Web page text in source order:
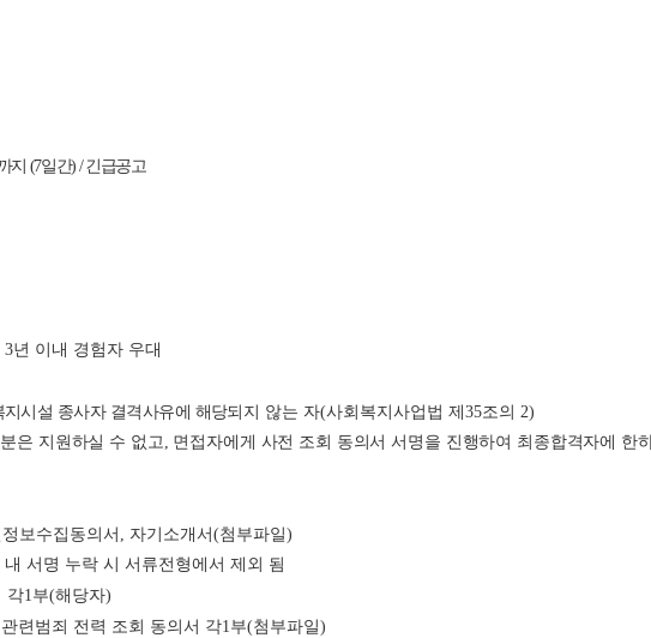
지 (7일간) /긴급공고
3년 이내 경험자 우대
시설 종사자 결격사유에 해당되지 않는 자(사회복지사업법 제35조의2)
은 지원하실 수 없고, 면접자에게 사전 조회 동의서 서명을 진행하여 최종합격자에 한
보수집동의서 , 자기소개서 (첨부파일)
내 서명 누락 시 서류전형에서 제외 됨
각1부(해당자)
련범죄 전력 조회 동의서 각1부(첨부파일)